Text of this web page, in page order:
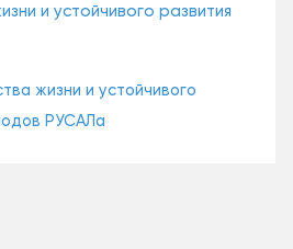
и устойчивого развития
жизни и устойчивого
РУСАЛа